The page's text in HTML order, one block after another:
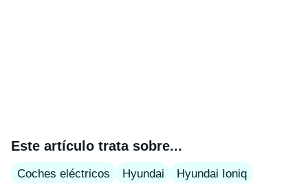
Este artículo trata sobre...
Coches eléctricos Hyundai Hyundai Ioniq